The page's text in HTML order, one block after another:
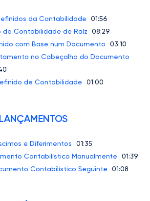
da Contabilidade
01:56
de Contabilidade de Raíz
08:29
com Base num Documento
03:10
no Cabeçalho do Documento
de Contabilidade
01:00
e Diferimentos
01:35
Contabilístico Manualmente
01:39
Contabilístico Seguinte
01:08